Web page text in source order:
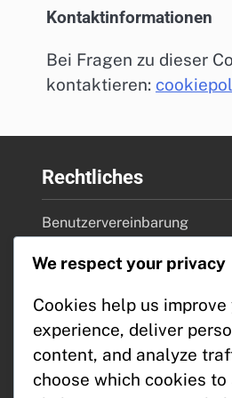
Kontaktinformationen
Bei Fragen zu dieser
kontaktieren:
Rechtliches
Benutzervereinbarung
Ihre Privatsphäre
Kontakt aufnehmen
We respect your privacy
Cookies help us improve
experience, deliver
content, and analyze
choose which cookies